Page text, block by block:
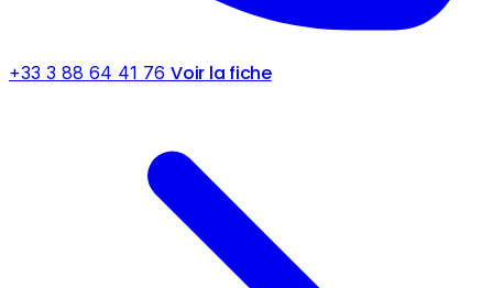
+33 3 88 64 41 76 Voir la fiche